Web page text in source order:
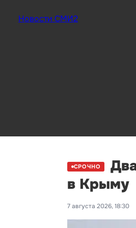
Новости СМИ2
СРОЧНО
в Крыму
7 августа 2026, 18:30